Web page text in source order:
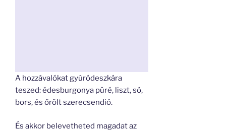
A hozzávalókat gyúródeszkára
teszed: édesburgonya püré, liszt, só,
bors, és őrölt szerecsendió.
És akkor belevetheted magadat az